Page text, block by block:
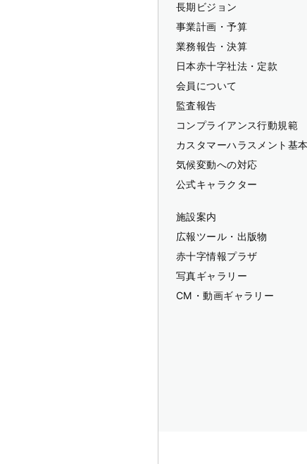
長期ビジョン
事業計画・予算
業務報告・決算
日本赤十字社法・定款
会員について
監査報告
コンプライアンス行動規範
カスタマーハラスメント基
気候変動への対応
公式キャラクター
施設案内
広報ツール・出版物
赤十字情報プラザ
写真ギャラリー
CM・動画ギャラリー